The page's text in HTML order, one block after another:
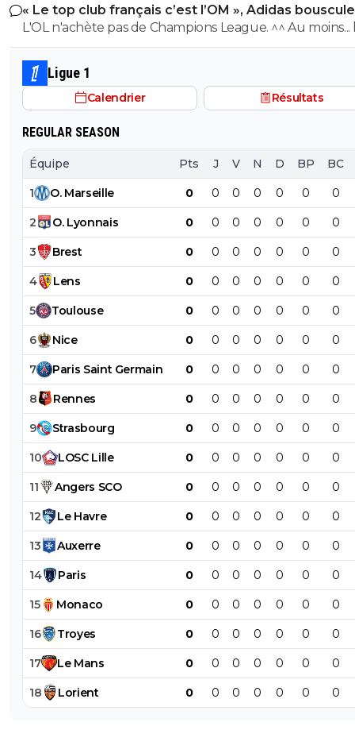
perd ce sera aussi une grande victoire et une énorme
délivrance avec un possible licenciement de ce clown.
« Le top club français c’est l’OM », Adidas
PSG
L'OL n'achète pas de Champions League. ^^ Au moins... l'OM a
un point commun avec le PSG. Mdr Adidas ne se trompe pas
avec l'OL qui est une valeur sûre... contrairement à
Ligue 1
Calendrier Résultats
REGULAR SEASON
Équipe Pts J V N D BP BC
1 O. Marseille 0 0 0 0 0 0 0
2 O. Lyonnais 0 0 0 0 0 0 0
3 Brest 0 0 0 0 0 0 0
4 Lens 0 0 0 0 0 0 0
5 Toulouse 0 0 0 0 0 0 0
6 Nice 0 0 0 0 0 0 0
7 Paris Saint Germain 0 0 0 0 0 0 0
8 Rennes 0 0 0 0 0 0 0
9 Strasbourg 0 0 0 0 0 0 0
10 LOSC Lille 0 0 0 0 0 0 0
11 Angers SCO 0 0 0 0 0 0 0
12 Le Havre 0 0 0 0 0 0 0
13 Auxerre 0 0 0 0 0 0 0
14 Paris 0 0 0 0 0 0 0
15 Monaco 0 0 0 0 0 0 0
16 Troyes 0 0 0 0 0 0 0
17 Le Mans 0 0 0 0 0 0 0
18 Lorient 0 0 0 0 0 0 0